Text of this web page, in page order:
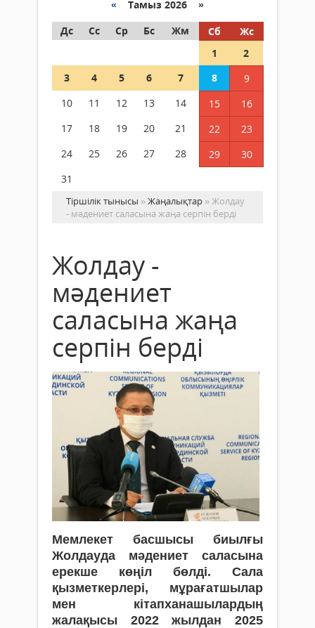
« Тамыз 2026 »
Дс
Сс Ср Бс Жм Сб
Жс
1
2
3
4 5 6 7 8
9
10
11 12 13 14 15
16
17
18 19 20 21 22
23
24
25 26 27 28 29
30
31
Тіршілік тынысы »Жаңалықтар » Жолдау
- мәдениет саласына жаңа серпін берді
Жолдау -
мәдениет
саласына жаңа
серпін берді
Мемлекет басшысы биылғы
Жолдауда мәдениет саласына
ерекше көңіл бөлді. Сала
қызметкерлері, мұрағатшылар
мен кітапханашылардың
жалақысы 2022 жылдан 2025